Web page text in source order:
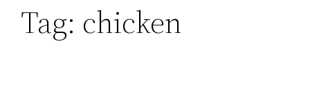
Tag: chicken